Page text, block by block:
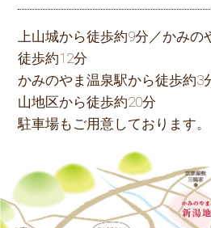
上山城から徒歩約9分／かみ
徒歩約12分
かみのやま温泉駅から徒歩約3
山地区から徒歩約20分
駐車場もご用意しております。